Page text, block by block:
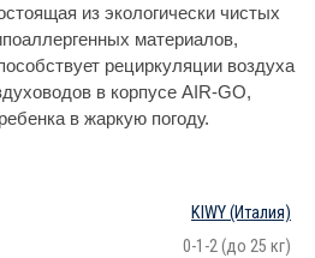
из экологически чистых
материалов,
рециркуляции воздуха
в корпусе AIR-GO,
в жаркую погоду.
KIWY(Италия)
0-1-2 (до 25 кг)